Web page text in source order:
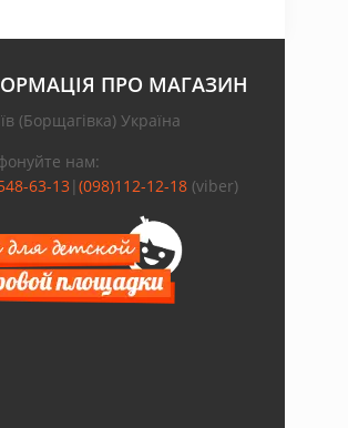
ПРО МАГАЗИН
(Борщагівка) Україна
нам:
63-13| (098)112-12-18(viber)